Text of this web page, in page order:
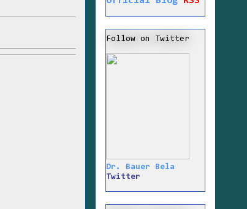
Follow on Twitter
Dr. Bauer Bela
Twitter